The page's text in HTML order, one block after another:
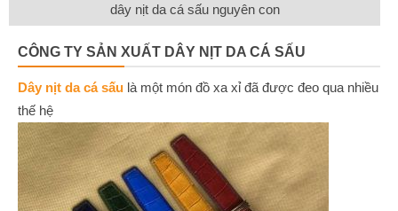
dây nịt da cá sấu nguyên con
CÔNG TY SẢN XUẤT DÂY NỊT DA CÁ SẤU
Dây nịt da cá sấu là một món đồ xa xỉ đã được đeo qua nhiều
thế hệ